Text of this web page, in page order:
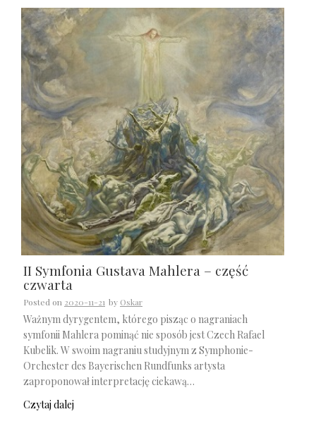
II Symfonia Gustava Mahlera – część
czwarta
Posted on 2020-11-21 by Oskar
Ważnym dyrygentem, którego pisząc o nagraniach
symfonii Mahlera pominąć nie sposób jest Czech Rafael
Kubelik. W swoim nagraniu studyjnym z Symphonie-
Orchester des Bayerischen Rundfunks artysta
zaproponował interpretację ciekawą…
Czytaj dalej